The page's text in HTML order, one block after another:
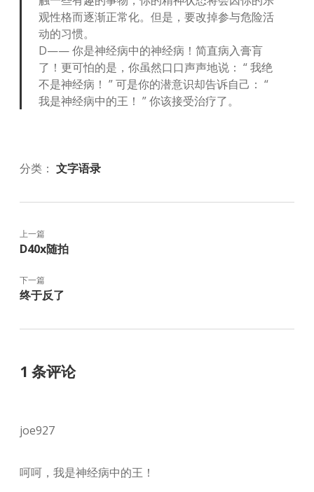
观性格而逐渐正常化。但是，要改掉参与危险活
动的习惯。
D—— 你是神经病中的神经病！简直病入膏肓
了！更可怕的是，你虽然口口声声地说： “ 我绝
不是神经病！ ” 可是你的潜意识却告诉自己： “
我是神经病中的王！ ” 你该接受治疗了。
分类： 文字语录
上一篇
D40x随拍
下一篇
终于反了
1 条评论
joe927
呵呵，我是神经病中的王！